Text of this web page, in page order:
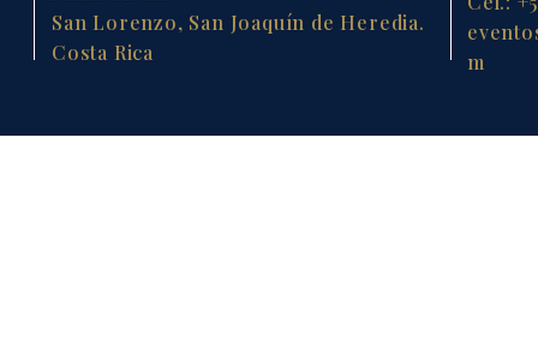
San Lorenzo, San Joaquín de Heredia.
Costa Rica
m